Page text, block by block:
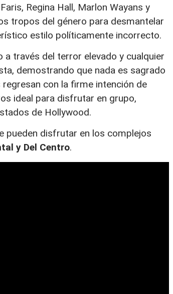
Regina Hall, Marlon Wayans y
tropos del género para desmantelar
estilo políticamente incorrecto.
través del terror elevado y cualquier
demostrando que nada es sagrado
con la firme intención de
ideal para disfrutar en grupo,
de Hollywood.
pueden disfrutar en los complejos
y Del Centro.